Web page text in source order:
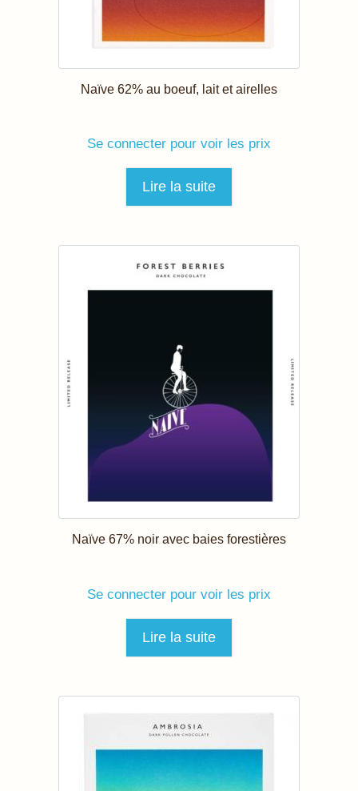
Naïve 62% au boeuf, lait et airelles
Se connecter pour voir les prix
Lire la suite
Naïve 67% noir avec baies forestières
Se connecter pour voir les prix
Lire la suite